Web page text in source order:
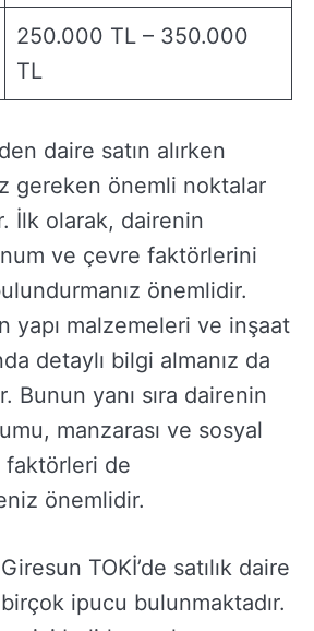
250.000 TL – 350.000
TL
daire satın alırken
gereken önemli noktalar
İlk olarak, dairenin
ve çevre faktörlerini
önemlidir.
yapı malzemeleri ve inşaat
detaylı bilgi almanız da
Bunun yanı sıra dairenin
manzarası ve sosyal
faktörleri de
önemlidir.
TOKİ’de satılık daire
ipucu bulunmaktadır.